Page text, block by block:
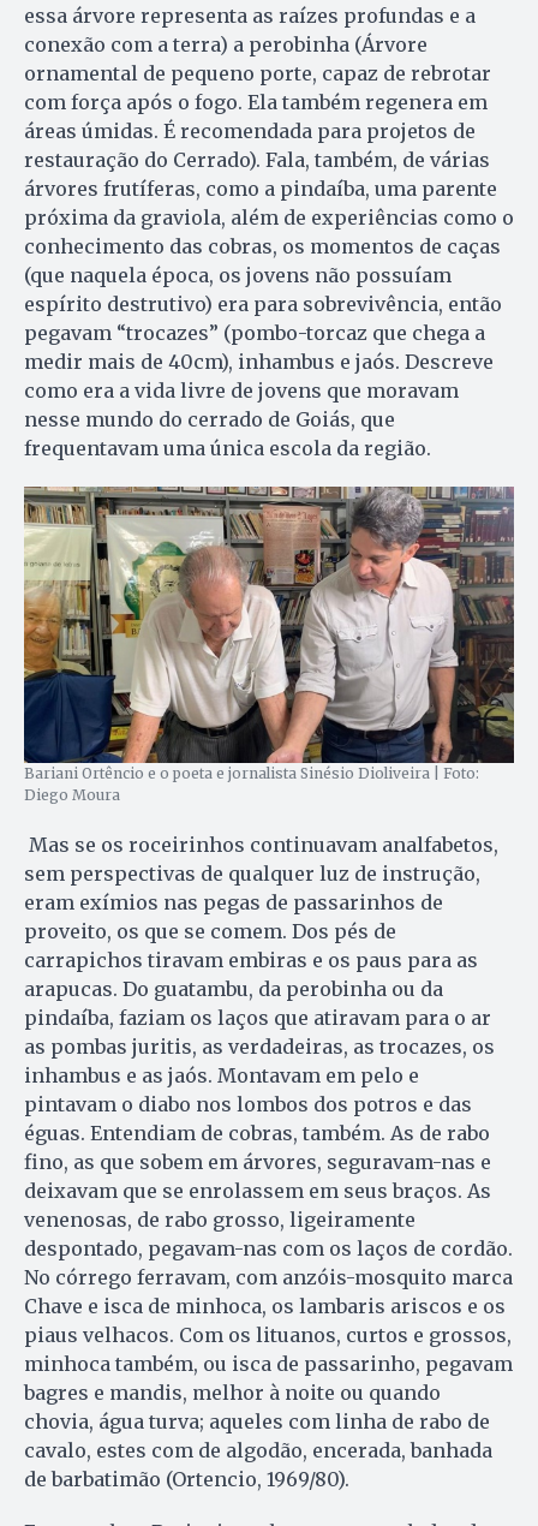
essa árvore representa as raízes profundas e a
conexão com a terra) a perobinha (Árvore
ornamental de pequeno porte, capaz de rebrotar
com força após o fogo. Ela também regenera em
áreas úmidas. É recomendada para projetos de
restauração do Cerrado). Fala, também, de várias
árvores frutíferas, como a pindaíba, uma parente
próxima da graviola, além de experiências como o
conhecimento das cobras, os momentos de caças
(que naquela época, os jovens não possuíam
espírito destrutivo) era para sobrevivência, então
pegavam “trocazes” (pombo-torcaz que chega a
medir mais de 40cm), inhambus e jaós. Descreve
como era a vida livre de jovens que moravam
nesse mundo do cerrado de Goiás, que
frequentavam uma única escola da região.
Bariani Ortêncio e o poeta e jornalista Sinésio Dioliveira | Foto:
Diego Moura
Mas se os roceirinhos continuavam analfabetos,
sem perspectivas de qualquer luz de instrução,
eram exímios nas pegas de passarinhos de
proveito, os que se comem. Dos pés de
carrapichos tiravam embiras e os paus para as
arapucas. Do guatambu, da perobinha ou da
pindaíba, faziam os laços que atiravam para o ar
as pombas juritis, as verdadeiras, as trocazes, os
inhambus e as jaós. Montavam em pelo e
pintavam o diabo nos lombos dos potros e das
éguas. Entendiam de cobras, também. As de rabo
fino, as que sobem em árvores, seguravam-nas e
deixavam que se enrolassem em seus braços. As
venenosas, de rabo grosso, ligeiramente
despontado, pegavam-nas com os laços de cordão.
No córrego ferravam, com anzóis-mosquito marca
Chave e isca de minhoca, os lambaris ariscos e os
piaus velhacos. Com os lituanos, curtos e grossos,
minhoca também, ou isca de passarinho, pegavam
bagres e mandis, melhor à noite ou quando
chovia, água turva; aqueles com linha de rabo de
cavalo, estes com de algodão, encerada, banhada
de barbatimão (Ortencio, 1969/80).